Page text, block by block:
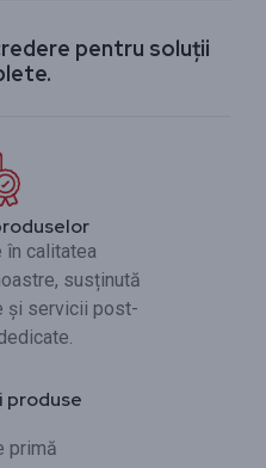
pentru soluții
în calitatea
susținută
și servicii post-
produse
primă